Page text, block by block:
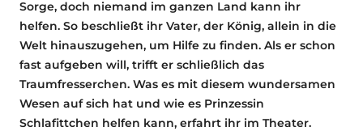
Sorge, doch niemand im ganzen Land kann ihr
helfen. So beschließt ihr Vater, der König, allein in die
Welt hinauszugehen, um Hilfe zu finden. Als er schon
fast aufgeben will, trifft er schließlich das
Traumfresserchen. Was es mit diesem wundersamen
Wesen auf sich hat und wie es Prinzessin
Schlafittchen helfen kann, erfahrt ihr im Theater.